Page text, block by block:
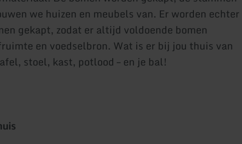
we huizen en meubels van. Er worden echter
gekapt, zodat er altijd voldoende bomen
en voedselbron. Wat is er bij jou thuis van
stoel, kast, potlood – en je bal!